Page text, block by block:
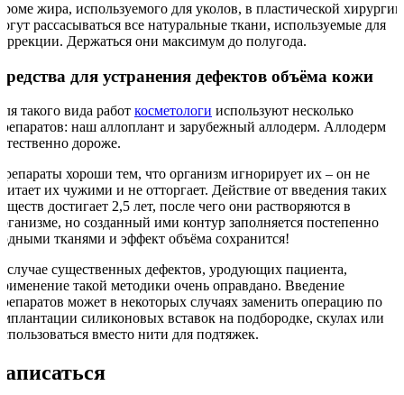
жира, используемого для уколов, в пластической хирургии
рассасываться все натуральные ткани, используемые для
Держаться они максимум до полугода.
для устранения дефектов объёма кожи
такого вида работ косметологи используют несколько
наш аллоплант и зарубежный аллодерм. Аллодерм
дороже.
хороши тем, что организм игнорирует их – он не
их чужими и не отторгает. Действие от введения таких
достигает 2,5 лет, после чего они растворяются в
но созданный ими контур заполняется постепенно
тканями и эффект объёма сохранится!
случае существенных дефектов, уродующих пациента,
такой методики очень оправдано. Введение
может в некоторых случаях заменить операцию по
силиконовых вставок на подбородке, скулах или
вместо нити для подтяжек.